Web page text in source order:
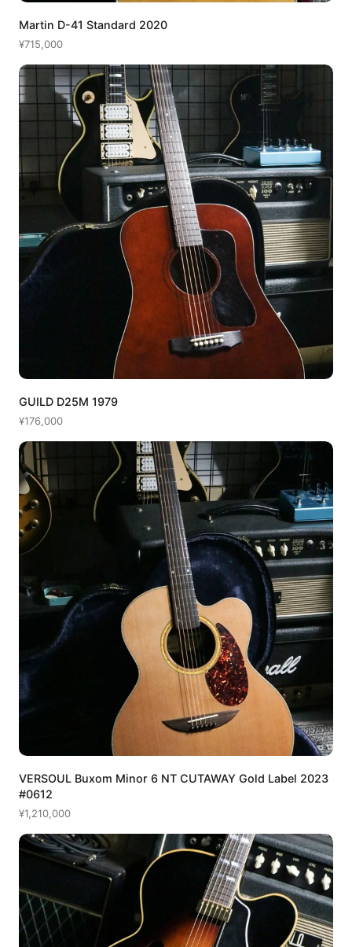
Martin D-41 Standard 2020
¥715,000
GUILD D25M 1979
¥176,000
VERSOUL Buxom Minor 6 NT CUTAWAY Gold Label 2023
#0612
¥1,210,000